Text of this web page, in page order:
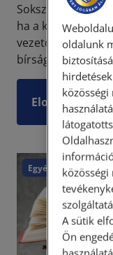
Sokszor merül
ha a közlekedési
vezetője a
bírságot nem
Elolvasom
Egyéb
oldalunk
A sütik
Ön